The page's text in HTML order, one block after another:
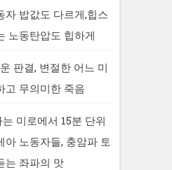
자 밥값도 다르게,힙스
노동탄압도 힙하게
판결, 변절한 어느 미
고 무의미한 죽음
미로에서 15분 단위
아 노동자들, 충암파 토
는 좌파의 맛